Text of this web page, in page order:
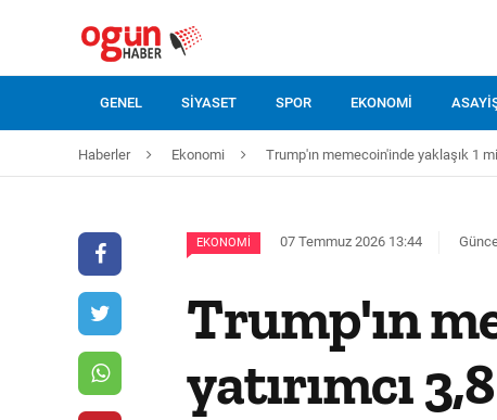
GENEL SIYASET SPOR EKONOMI
Haberler Ekonomi Trump'ın memecoin'inde yaklaşık 1
EKONOMI 07 Temmuz 2026 13:44
Trump'ın
yatırımcı